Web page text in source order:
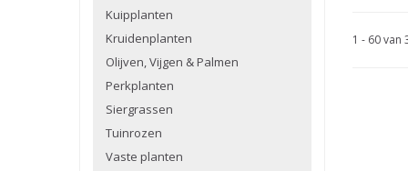
1 - 60 van
Kuipplanten
Kruidenplanten
Olijven, Vijgen & Palmen
Perkplanten
Siergrassen
Tuinrozen
Vaste planten